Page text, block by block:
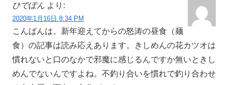
ひでぽん より:
2020年1月16日 8:34 PM
こんばんは。新年迎えてからの怒涛の昼食（麺
食）の記事は読み応えあります。きしめんの花カツオは
慣れないと口のなかで邪魔に感じるんですか無いときし
めんでないんですよね。不釣り合いを慣れで釣り合わせ